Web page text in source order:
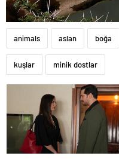
animals aslan boğa
kuşlar minik dostlar